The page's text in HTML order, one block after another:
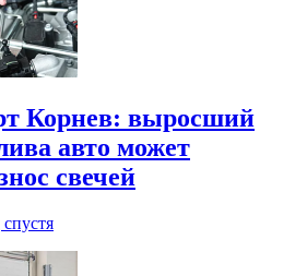
Корнев: выросший
авто может
свечей
спустя